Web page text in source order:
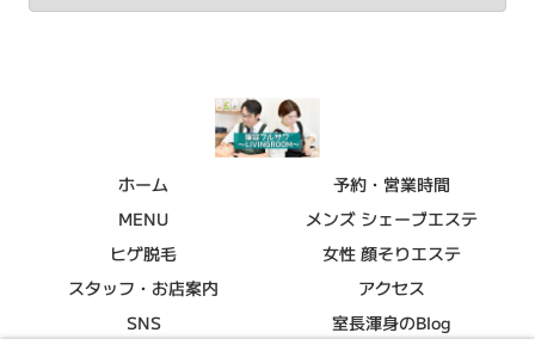
ホーム
予約・営業時間
MENU
メンズ シェーブエステ
ヒゲ脱毛
女性 顔そりエステ
スタッフ・お店案内
アクセス
SNS
室長渾身のBlog